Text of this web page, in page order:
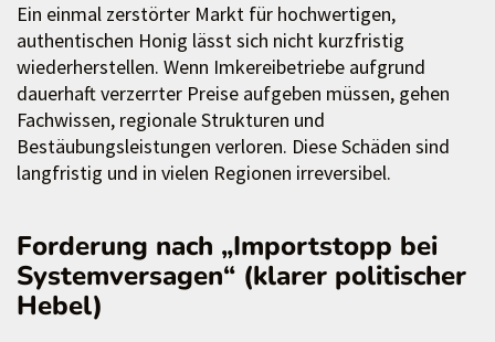
Ein einmal zerstörter Markt für hochwertigen,
authentischen Honig lässt sich nicht kurzfristig
wiederherstellen. Wenn Imkereibetriebe aufgrund
dauerhaft verzerrter Preise aufgeben müssen, gehen
Fachwissen, regionale Strukturen und
Bestäubungsleistungen verloren. Diese Schäden sind
langfristig und in vielen Regionen irreversibel.
Forderung nach „Importstopp bei
Systemversagen“ (klarer politischer
Hebel)